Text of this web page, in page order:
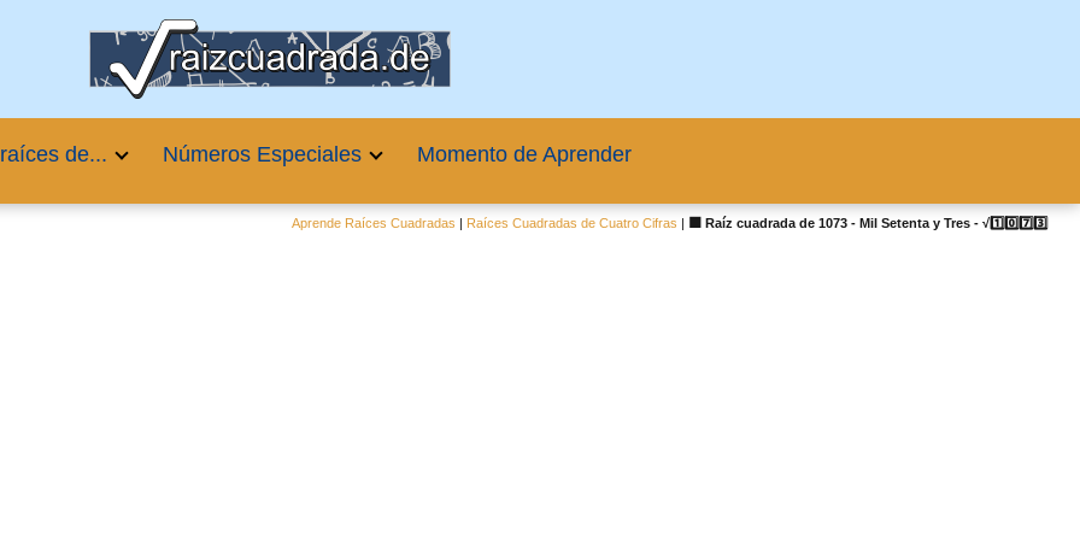
de... Números Especiales Momento de Aprender
Aprende Raíces Cuadradas | Raíces Cuadradas de Cuatro Cifras | 🟦 Raíz cuadrada de 1073 - Mil Setenta y Tres - √1️⃣0️⃣7️⃣3️⃣